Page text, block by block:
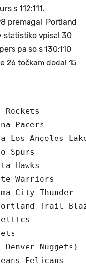
s 112:111,
premagali Portland
statistiko vpisal 30
pa so s 130:110
26 točkam dodal 15
Rockets
Pacers
Los Angeles
Spurs
Hawks
Warriors
City
Trail
Celtics
Nuggets)
Pelicans